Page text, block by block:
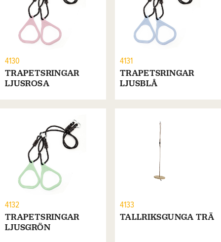
4130
TRAPETSRINGAR
LJUSROSA
4131
TRAPETSRINGAR
LJUSBLÅ
4132
TRAPETSRINGAR
LJUSGRÖN
4133
TALLRIKSGUNGA TRÄ